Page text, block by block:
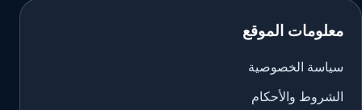
معلومات الموقع
سياسة الخصوصية
الشروط والأحكام